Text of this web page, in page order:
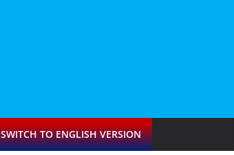
SWITCH TO ENGLISH VERSION